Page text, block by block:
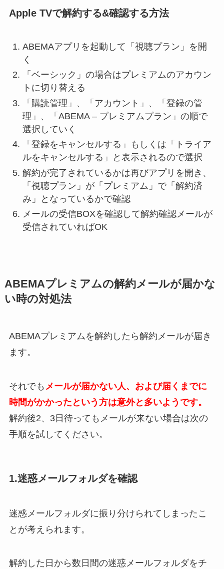
Apple TVで解約する&確認する方法
ABEMAアプリを起動して「視聴プラン」を開
く
「ベーシック」の場合はプレミアムのアカウン
トに切り替える
「購読管理」、「アカウント」、「登録の管
理」、「ABEMA – プレミアムプラン」の順で
選択していく
「登録をキャンセルする」もしくは「トライア
ルをキャンセルする」と表示されるので選択
解約が完了されているかは再びアプリを開き、
「視聴プラン」が「プレミアム」で「解約済
み」となっているかで確認
メールの受信BOXを確認して解約確認メールが
受信されていればOK
ABEMAプレミアムの解約メールが届かな
い時の対処法
ABEMAプレミアムを解約したら解約メールが届き
ます。
それでも メールが届かない人、および届くまでに
時間がかかったという方は意外と多いようです。
解約後2、3日待ってもメールが来ない場合は次の
手順を試してください。
1.迷惑メールフォルダを確認
迷惑メールフォルダに振り分けられてしまったこ
とが考えられます。
解約した日から数日間の迷惑メールフォルダをチ